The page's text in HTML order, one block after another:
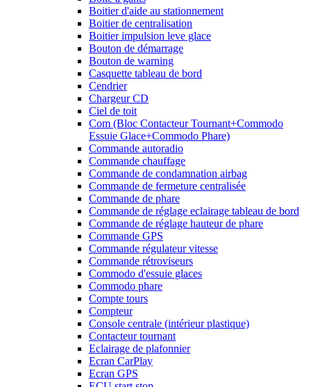
Boitier d'aide au stationnement
Boitier de centralisation
Boitier impulsion leve glace
Bouton de démarrage
Bouton de warning
Casquette tableau de bord
Cendrier
Chargeur CD
Ciel de toit
Com (Bloc Contacteur Tournant+Commodo
Essuie Glace+Commodo Phare)
Commande autoradio
Commande chauffage
Commande de condamnation airbag
Commande de fermeture centralisée
Commande de phare
Commande de réglage eclairage tableau de bord
Commande de réglage hauteur de phare
Commande GPS
Commande régulateur vitesse
Commande rétroviseurs
Commodo d'essuie glaces
Commodo phare
Compte tours
Compteur
Console centrale (intérieur plastique)
Contacteur tournant
Eclairage de plafonnier
Ecran CarPlay
Ecran GPS